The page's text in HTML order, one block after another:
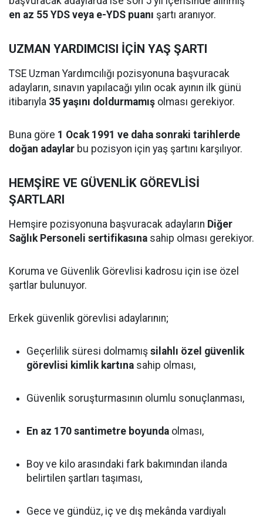
en az 55 YDS veya e-YDS puanı şartı aranıyor.
UZMAN YARDIMCISI İÇİN YAŞ ŞARTI
TSE Uzman Yardımcılığı pozisyonuna başvuracak
adayların, sınavın yapılacağı yılın ocak ayının ilk günü
itibarıyla 35 yaşını doldurmamış olması gerekiyor.
Buna göre 1 Ocak 1991 ve daha sonraki tarihlerde
doğan adaylar bu pozisyon için yaş şartını karşılıyor.
HEMŞİRE VE GÜVENLİK GÖREVLİSİ
ŞARTLARI
Hemşire pozisyonuna başvuracak adayların Diğer
Sağlık Personeli sertifikasına sahip olması gerekiyor.
Koruma ve Güvenlik Görevlisi kadrosu için ise özel
şartlar bulunuyor.
Erkek güvenlik görevlisi adaylarının;
Geçerlilik süresi dolmamış silahlı özel güvenlik
görevlisi kimlik kartına sahip olması,
Güvenlik soruşturmasının olumlu sonuçlanması,
En az 170 santimetre boyunda olması,
Boy ve kilo arasındaki fark bakımından ilanda
belirtilen şartları taşıması,
Gece ve gündüz, iç ve dış mekânda vardiyalı